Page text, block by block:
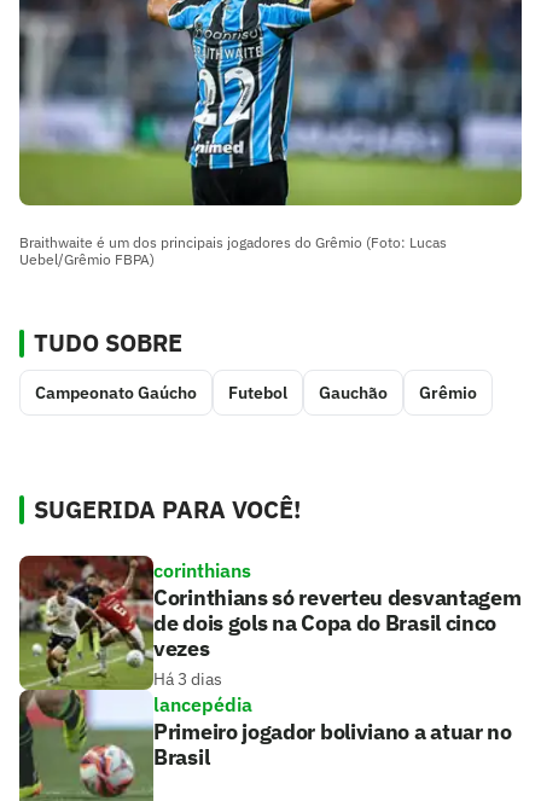
Braithwaite é um dos principais jogadores do Grêmio (Foto: Lucas
Uebel/Grêmio FBPA)
TUDO SOBRE
Campeonato Gaúcho Futebol Gauchão Grêmio
SUGERIDA PARA VOCÊ!
corinthians
Corinthians só reverteu desvantagem
de dois gols na Copa do Brasil cinco
vezes
Há 3 dias
lancepédia
Primeiro jogador boliviano a atuar no
Brasil